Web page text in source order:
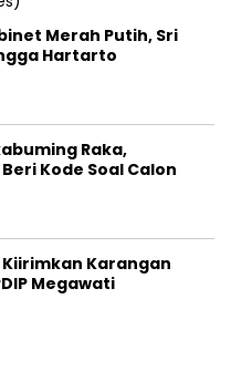
Merah Putih, Sri
Hartarto
Raka,
Kode Soal Calon
Karangan
Megawati